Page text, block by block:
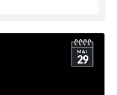
MAI
29